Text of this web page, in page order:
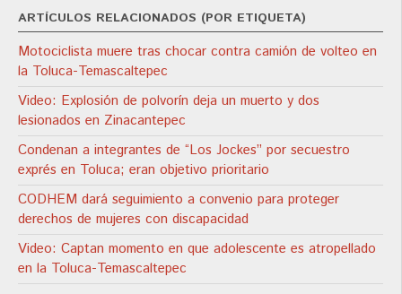
ARTÍCULOS RELACIONADOS (POR ETIQUETA)
Motociclista muere tras chocar contra camión de volteo en
la Toluca-Temascaltepec
Video: Explosión de polvorín deja un muerto y dos
lesionados en Zinacantepec
Condenan a integrantes de “Los Jockes” por secuestro
exprés en Toluca; eran objetivo prioritario
CODHEM dará seguimiento a convenio para proteger
derechos de mujeres con discapacidad
Video: Captan momento en que adolescente es atropellado
en la Toluca-Temascaltepec